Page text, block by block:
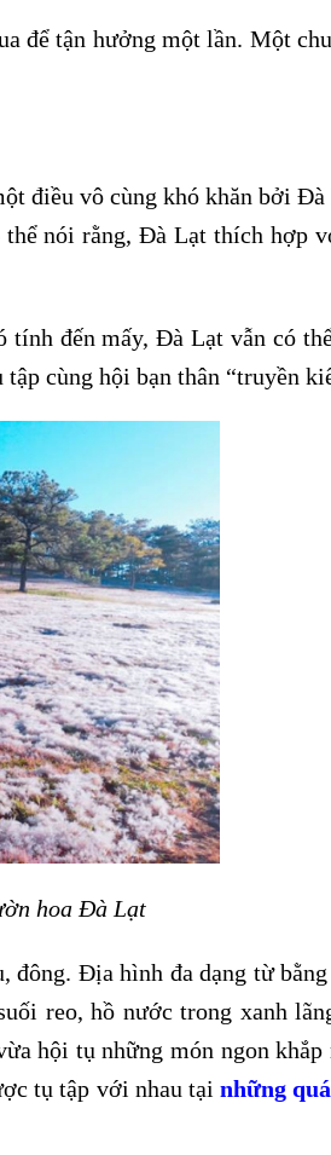
để tận hưởng một lần. Một
điều vô cùng khó khăn bởi Đà
thể nói rằng, Đà Lạt thích hợp
tính đến mấy, Đà Lạt vẫn có
cùng hội bạn thân “truyền
hoa Đà Lạt
đông. Địa hình đa dạng từ bằng
reo, hồ nước trong xanh
hội tụ những món ngon
tụ tập với nhau tạinhững